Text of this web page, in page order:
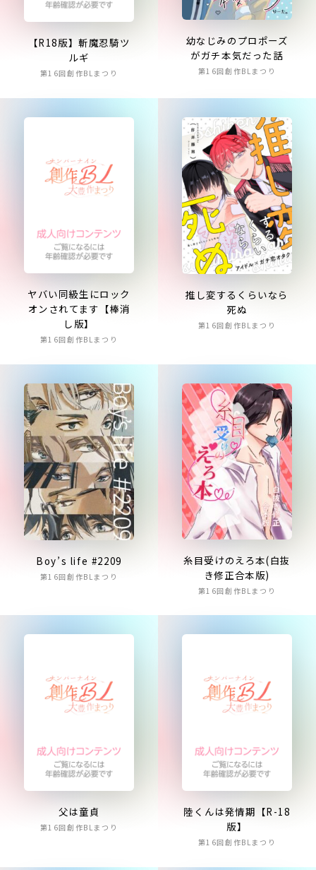
【R18版】斬魔忍騎ツ
ルギ
第16回創作BLまつり
幼なじみのプロポーズ
がガチ本気だった話
第16回創作BLまつり
ヤバい同級生にロック
オンされてます【棒消
し版】
第16回創作BLまつり
推し変するくらいなら
死ぬ
第16回創作BLまつり
Boy’s life #2209
第16回創作BLまつり
糸目受けのえろ本(白抜
き修正合本版)
第16回創作BLまつり
父は童貞
第16回創作BLまつり
陸くんは発情期【R-18
版】
第16回創作BLまつり